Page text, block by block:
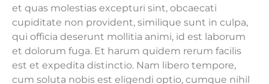
et quas molestias excepturi sint, obcaecati
cupiditate non provident, similique sunt in culpa,
qui officia deserunt mollitia animi, id est laborum
et dolorum fuga. Et harum quidem rerum facilis
est et expedita distinctio. Nam libero tempore,
cum soluta nobis est eligendi optio, cumque nihil